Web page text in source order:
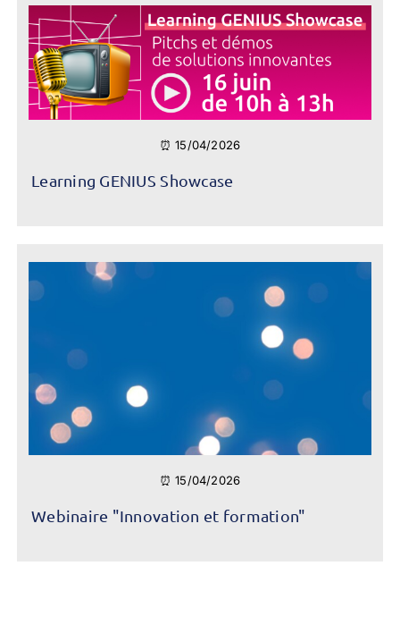
⏰ 15/04/2026
Learning GENIUS Showcase
⏰ 15/04/2026
Webinaire "Innovation et formation"